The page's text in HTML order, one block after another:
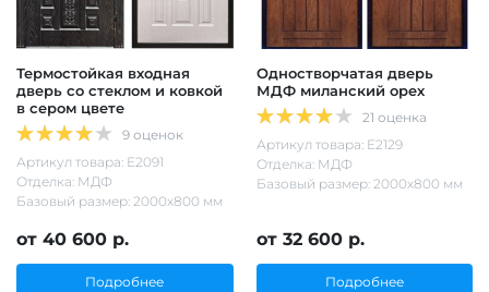
Термостойкая входная
дверь со стеклом и ковкой
в сером цвете
9 оценок
Артикул товара: Е2091
Отделка: МДФ
Базовый размер: 2000х800 мм
от 40 600 р.
Подробнее
Одностворчатая дверь
МДФ миланский орех
21 оценка
Артикул товара: Е2129
Отделка: МДФ
Базовый размер: 2000х800 мм
от 32 600 р.
Подробнее